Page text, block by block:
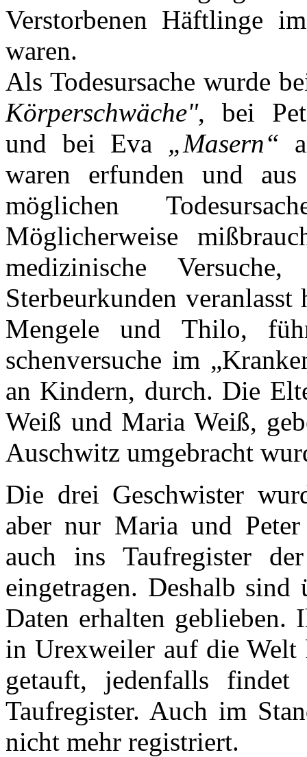
Verstorbenen Häftlinge
waren.
Als Todesursache wurde
Körperschwäche", bei
und bei Eva „ Masern“
waren erfunden und
möglichen
Möglicherweise
medizinische
Sterbeurkunden
Mengele und Thilo,
schenversuche im
an Kindern, durch. Die
Weiß und Maria Weiß,
Auschwitz umgebracht
Die drei Geschwister
aber nur Maria und
auch ins Taufregister
eingetragen. Deshalb
Daten erhalten geblieben.
in Urexweiler auf die Welt
getauft, jedenfalls
Taufregister. Auch im
nicht mehr registriert.